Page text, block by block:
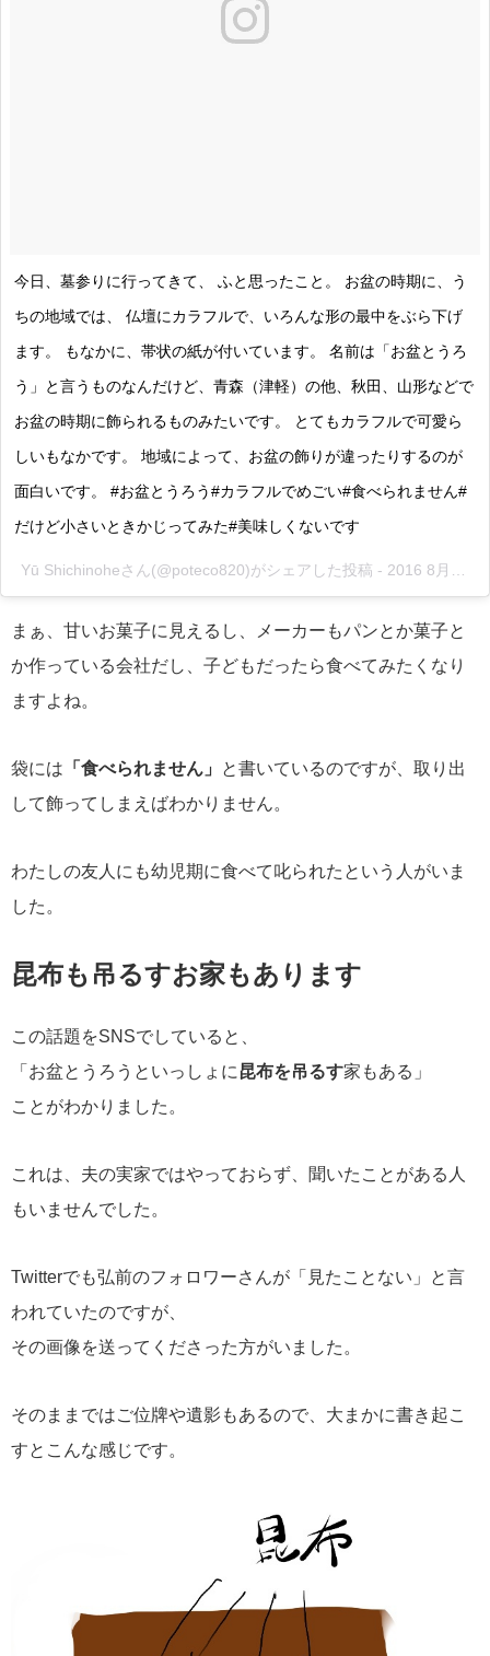
今日、墓参りに行ってきて、 ふと思ったこと。 お盆の時期に、う
ちの地域では、 仏壇にカラフルで、いろんな形の最中をぶら下げ
ます。 もなかに、帯状の紙が付いています。 名前は「お盆とうろ
う」と言うものなんだけど、青森（津軽）の他、秋田、山形などで
お盆の時期に飾られるものみたいです。 とてもカラフルで可愛ら
しいもなかです。 地域によって、お盆の飾りが違ったりするのが
面白いです。 #お盆とうろう#カラフルでめごい#食べられません#
だけど小さいときかじってみた#美味しくないです
Yū Shichinoheさん(@poteco820)がシェアした投稿 - 2016 8月 13 7:32午前 PDT
まぁ、甘いお菓子に見えるし、メーカーもパンとか菓子と
か作っている会社だし、子どもだったら食べてみたくなり
ますよね。
袋には 「食べられません」
と書いているのですが、取り出
して飾ってしまえばわかりません。
わたしの友人にも幼児期に食べて叱られたという人がいま
した。
昆布も吊るすお家もあります
この話題をSNSでしていると、
「お盆とうろうといっしょに昆布を吊るす家もある」
ことがわかりました。
これは、夫の実家ではやっておらず、聞いたことがある人
もいませんでした。
Twitterでも弘前のフォロワーさんが「見たことない」と言
われていたのですが、
その画像を送ってくださった方がいました。
そのままではご位牌や遺影もあるので、大まかに書き起こ
すとこんな感じです。